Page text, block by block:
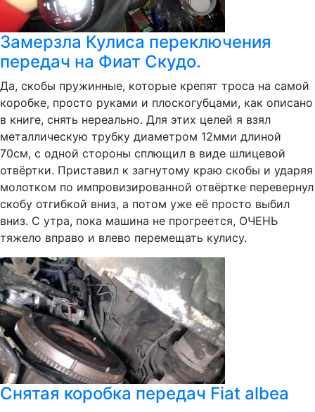
Замерзла Кулиса переключения
передач на Фиат Скудо.
Да, скобы пружинные, которые крепят троса на самой
коробке, просто руками и плоскогубцами, как описано
в книге, снять нереально. Для этих целей я взял
металлическую трубку диаметром 12мми длиной
70см, с одной стороны сплющил в виде шлицевой
отвёртки. Приставил к загнутому краю скобы и ударяя
молотком по импровизированной отвёртке перевернул
скобу отгибкой вниз, а потом уже её просто выбил
вниз. С утра, пока машина не прогреется, ОЧЕНЬ
тяжело вправо и влево перемещать кулису.
Снятая коробка передач Fiat albea